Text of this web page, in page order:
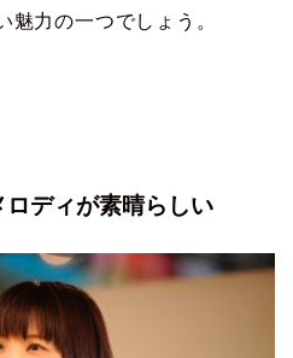
魅力の一つでしょう。
ディが素晴らしい